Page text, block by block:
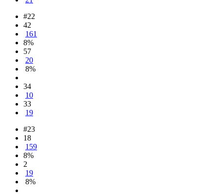
#22
42
161
8%
57
20
8%
34
10
33
19
#23
18
159
8%
2
19
8%